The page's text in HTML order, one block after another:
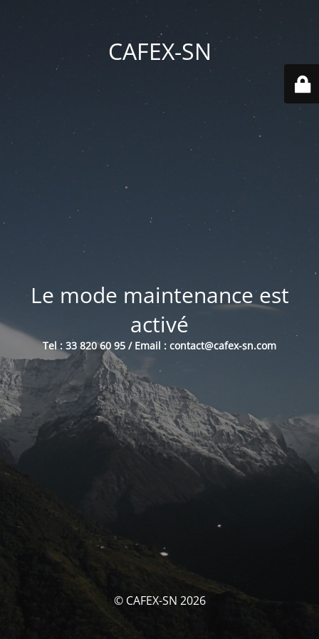
CAFEX-SN
Le mode maintenance est
activé
Tel : 33 820 60 95 / Email : contact@cafex-sn.com
© CAFEX-SN 2026